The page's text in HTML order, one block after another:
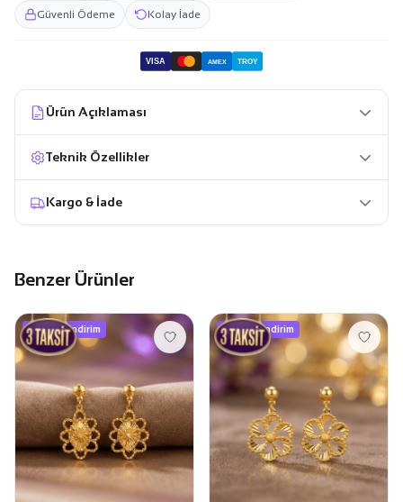
Güvenli Ödeme Kolay İade
VISA AMEX TROY
Ürün Açıklaması
Teknik Özellikler
Kargo & İade
Benzer Ürünler
1.450 TL indirim 1.350 TL indirim